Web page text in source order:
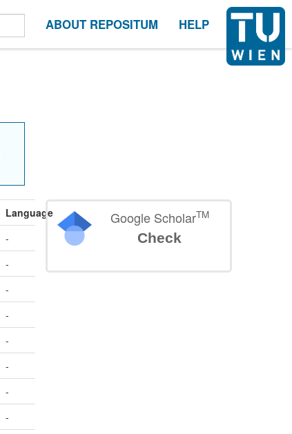
ABOUT REPOSITUM HELP
Language
-
-
-
-
-
-
-
-
Google ScholarTM
Check